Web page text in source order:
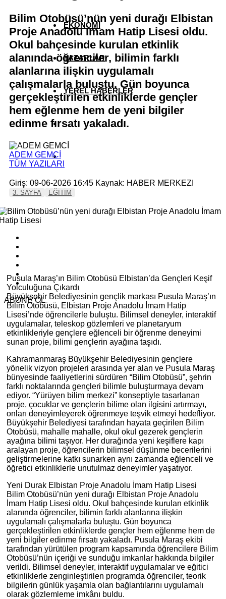
EKONOMİ
YAZARLAR
YEREL HABERLER
Bilim Otobüsü’nün yeni durağı Elbistan
Proje Anadolu İmam Hatip Lisesi oldu.
Okul bahçesinde kurulan etkinlik
alanında öğrenciler, bilimin farklı
alanlarına ilişkin uygulamalı
çalışmalarla buluştu. Gün boyunca
gerçekleştirilen etkinliklerde gençler
hem eğlenme hem de yeni bilgiler
edinme fırsatı yakaladı.
ADEM GEMCİ
TÜM YAZILARI
Giriş: 09-06-2026 16:45 Kaynak: HABER MERKEZI
3. SAYFA EĞİTİM
ABONE OL
Pusula Maraş’ın Bilim Otobüsü Elbistan’da Gençleri Keşif
Yolculuğuna Çıkardı
Büyükşehir Belediyesinin gençlik markası Pusula Maraş’ın
Bilim Otobüsü, Elbistan Proje Anadolu İmam Hatip
Lisesi’nde öğrencilerle buluştu. Bilimsel deneyler, interaktif
uygulamalar, teleskop gözlemleri ve planetaryum
etkinlikleriyle gençlere eğlenceli bir öğrenme deneyimi
sunan proje, bilimi gençlerin ayağına taşıdı.
Kahramanmaraş Büyükşehir Belediyesinin gençlere
yönelik vizyon projeleri arasında yer alan ve Pusula Maraş
bünyesinde faaliyetlerini sürdüren “Bilim Otobüsü”, şehrin
farklı noktalarında gençleri bilimle buluşturmaya devam
ediyor. “Yürüyen bilim merkezi” konseptiyle tasarlanan
proje, çocuklar ve gençlerin bilime olan ilgisini artırmayı,
onları deneyimleyerek öğrenmeye teşvik etmeyi hedefliyor.
Büyükşehir Belediyesi tarafından hayata geçirilen Bilim
Otobüsü, mahalle mahalle, okul okul gezerek gençlerin
ayağına bilimi taşıyor. Her durağında yeni keşiflere kapı
aralayan proje, öğrencilerin bilimsel düşünme becerilerini
geliştirmelerine katkı sunarken aynı zamanda eğlenceli ve
öğretici etkinliklerle unutulmaz deneyimler yaşatıyor.
Yeni Durak Elbistan Proje Anadolu İmam Hatip Lisesi
Bilim Otobüsü’nün yeni durağı Elbistan Proje Anadolu
İmam Hatip Lisesi oldu. Okul bahçesinde kurulan etkinlik
alanında öğrenciler, bilimin farklı alanlarına ilişkin
uygulamalı çalışmalarla buluştu. Gün boyunca
gerçekleştirilen etkinliklerde gençler hem eğlenme hem de
yeni bilgiler edinme fırsatı yakaladı. Pusula Maraş ekibi
tarafından yürütülen program kapsamında öğrencilere Bilim
Otobüsü’nün içeriği ve sunduğu imkanlar hakkında bilgiler
verildi. Bilimsel deneyler, interaktif uygulamalar ve eğitici
etkinliklerle zenginleştirilen programda öğrenciler, teorik
bilgilerin günlük yaşamla olan bağlantılarını uygulamalı
olarak gözlemleme imkânı buldu.